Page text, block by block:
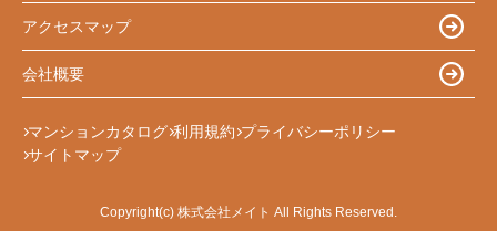
アクセスマップ
会社概要
マンションカタログ 利用規約 プライバシーポリシー
サイトマップ
Copyright(c) 株式会社メイト All Rights Reserved.